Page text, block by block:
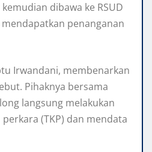
dibawa ke RSUD
penanganan
Irwandani, membenarkan
Pihaknya bersama
langsung melakukan
(TKP) dan mendata